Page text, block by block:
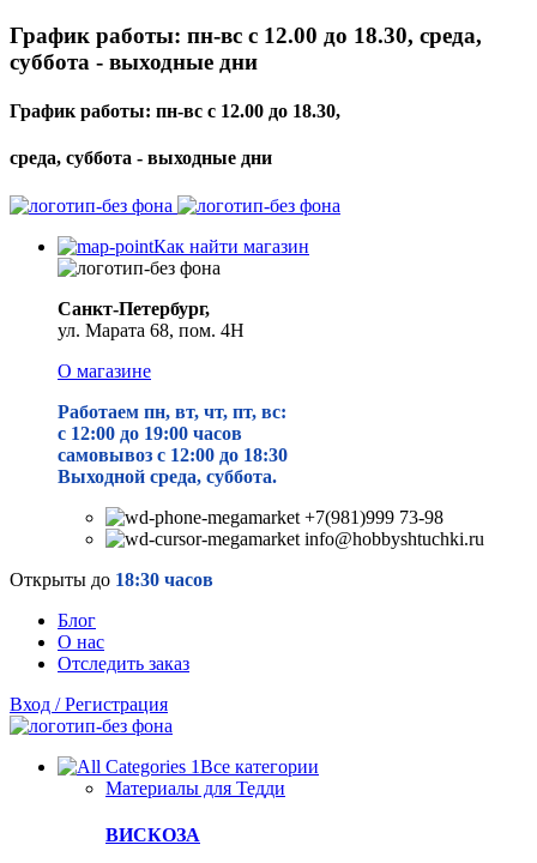
График работы: пн-вс с 12.00 до 18.30, среда,
суббота - выходные дни
График работы: пн-вс с 12.00 до 18.30,
среда, суббота - выходные дни
Как найти магазин
Санкт-Петербург,
ул. Марата 68, пом. 4Н
О магазине
Работаем пн, вт, чт, пт, вс:
с 12:00 до 19:00 часов
самовывоз с 12:00 до 18:30
Выходной среда, суббота.
+7(981)999 73-98
info@hobbyshtuchki.ru
Открыты до 18:30 часов
Блог
О нас
Отследить заказ
Вход / Регистрация
Все категории
Материалы для Тедди
ВИСКОЗА